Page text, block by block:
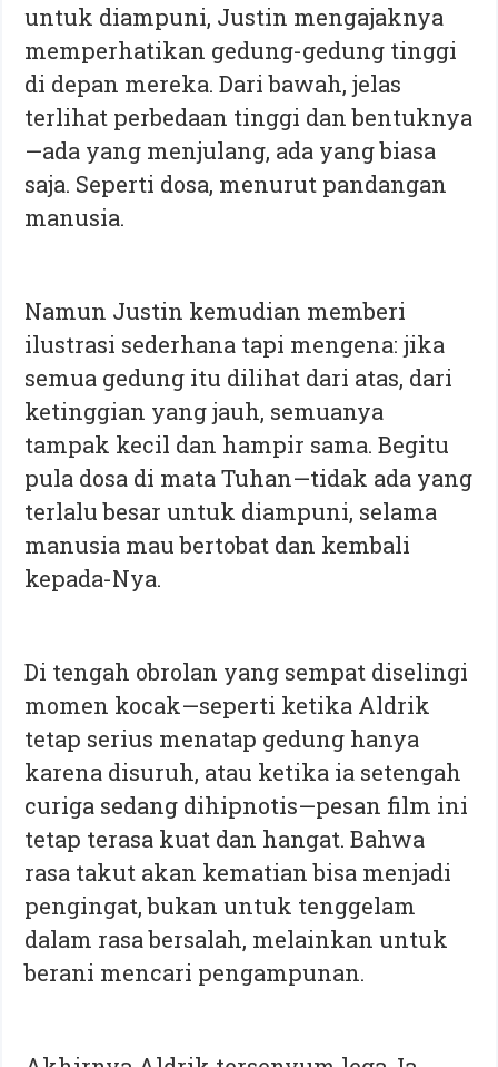
untuk diampuni, Justin mengajaknya
memperhatikan gedung-gedung tinggi
di depan mereka. Dari bawah, jelas
terlihat perbedaan tinggi dan bentuknya
—ada yang menjulang, ada yang biasa
saja. Seperti dosa, menurut pandangan
manusia.
Namun Justin kemudian memberi
ilustrasi sederhana tapi mengena: jika
semua gedung itu dilihat dari atas, dari
ketinggian yang jauh, semuanya
tampak kecil dan hampir sama. Begitu
pula dosa di mata Tuhan—tidak ada yang
terlalu besar untuk diampuni, selama
manusia mau bertobat dan kembali
kepada-Nya.
Di tengah obrolan yang sempat diselingi
momen kocak—seperti ketika Aldrik
tetap serius menatap gedung hanya
karena disuruh, atau ketika ia setengah
curiga sedang dihipnotis—pesan film ini
tetap terasa kuat dan hangat. Bahwa
rasa takut akan kematian bisa menjadi
pengingat, bukan untuk tenggelam
dalam rasa bersalah, melainkan untuk
berani mencari pengampunan.